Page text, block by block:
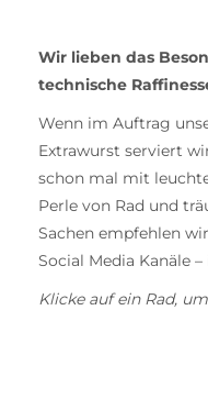
Wir lieben das
technische
Wenn im Auftrag
Extrawurst serviert
schon mal mit
Perle von Rad und
Sachen empfehlen
Social Media Kanäle
Klicke auf ein Rad,